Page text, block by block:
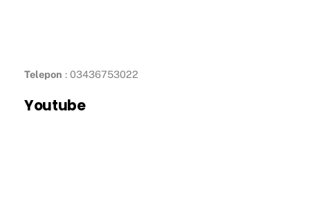
Telepon : 03436753022
Youtube